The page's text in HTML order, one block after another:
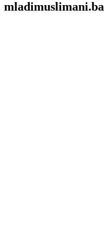
mladimuslimani.ba